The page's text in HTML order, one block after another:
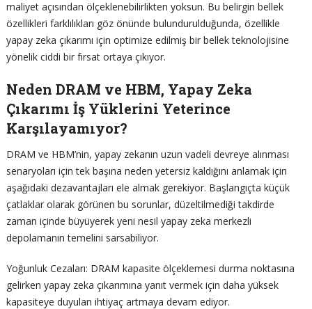
maliyet açısından ölçeklenebilirlikten yoksun. Bu belirgin bellek
özellikleri farklılıkları göz önünde bulundurulduğunda, özellikle
yapay zeka çıkarımı için optimize edilmiş bir bellek teknolojisine
yönelik ciddi bir fırsat ortaya çıkıyor.
Neden DRAM ve HBM, Yapay Zeka
Çıkarımı İş Yüklerini Yeterince
Karşılayamıyor?
DRAM ve HBM’nin, yapay zekanın uzun vadeli devreye alınması
senaryoları için tek başına neden yetersiz kaldığını anlamak için
aşağıdaki dezavantajları ele almak gerekiyor. Başlangıçta küçük
çatlaklar olarak görünen bu sorunlar, düzeltilmediği takdirde
zaman içinde büyüyerek yeni nesil yapay zeka merkezli
depolamanın temelini sarsabiliyor.
Yoğunluk Cezaları: DRAM kapasite ölçeklemesi durma noktasına
gelirken yapay zeka çıkarımına yanıt vermek için daha yüksek
kapasiteye duyulan ihtiyaç artmaya devam ediyor.